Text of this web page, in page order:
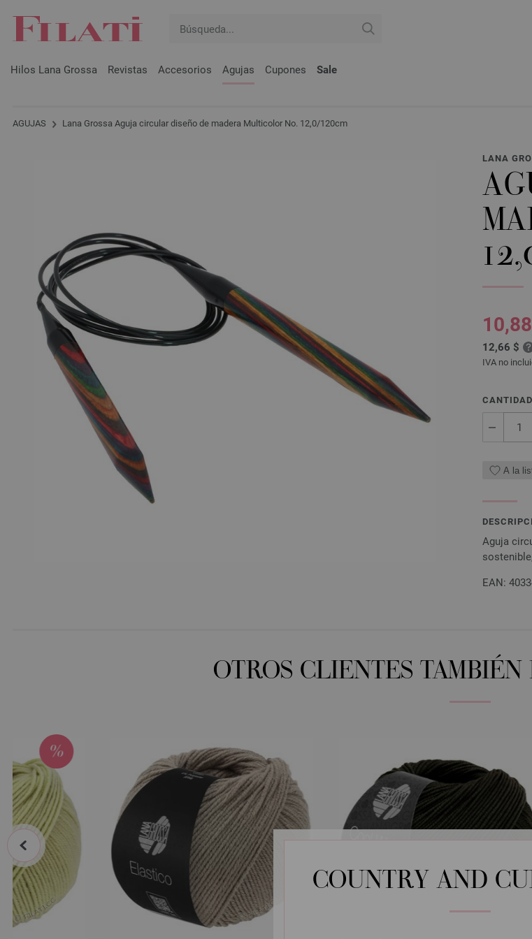
COUNTRY AND
Hilos Lana Grossa Revistas Accesorios Agujas Cupones Sale
AGUJAS Lana Grossa Aguja circular diseño de madera Multicolor No. 12,0/120cm
LANA
12,66 $
IVA no
CANTIDAD
A la
Aguja
EAN:
OTROS CLIENTES
prev